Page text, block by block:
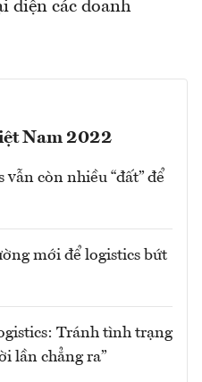
diện các doanh
Nam 2022
còn nhiều “đất” để
mới để logistics bứt
Tránh tình trạng
lần chẳng ra”